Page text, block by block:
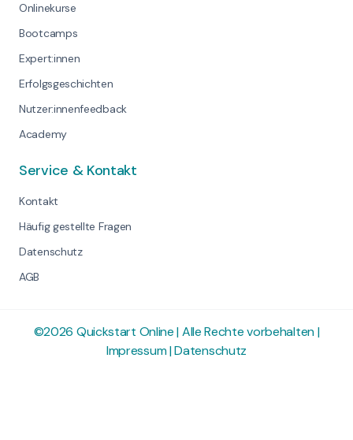
Onlinekurse
Bootcamps
Expert:innen
Erfolgsgeschichten
Nutzer:innenfeedback
Academy
Service & Kontakt
Kontakt
Häufig gestellte Fragen
Datenschutz
AGB
©2026 Quickstart Online | Alle Rechte vorbehalten |
Impressum|Datenschutz